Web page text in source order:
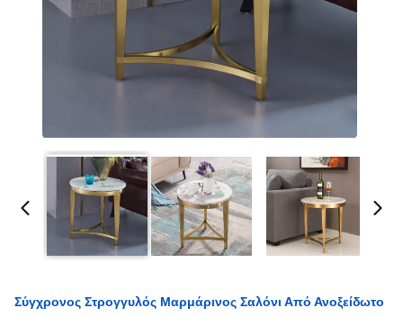
Σύγχρονος Στρογγυλός Μαρμάρινος Σαλόνι Από Ανοξείδωτο